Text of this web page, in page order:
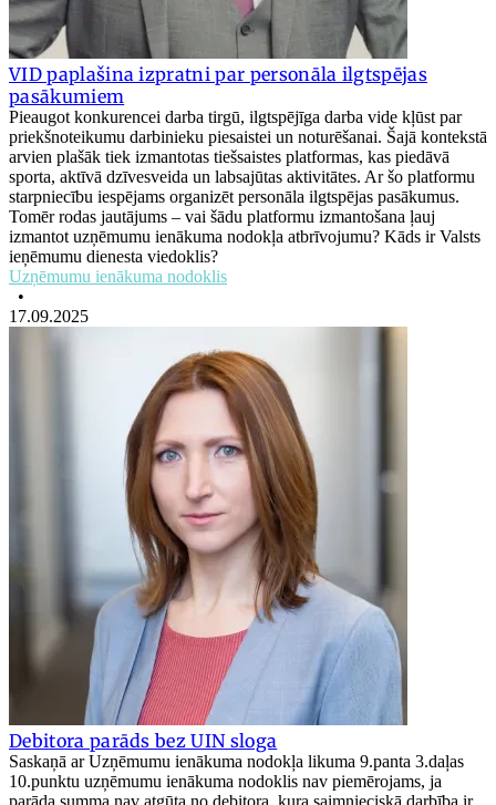
VID paplašina izpratni par personāla ilgtspējas
pasākumiem
Pieaugot konkurencei darba tirgū, ilgtspējīga darba vide kļūst par
priekšnoteikumu darbinieku piesaistei un noturēšanai. Šajā kontekstā
arvien plašāk tiek izmantotas tiešsaistes platformas, kas piedāvā
sporta, aktīvā dzīvesveida un labsajūtas aktivitātes. Ar šo platformu
starpniecību iespējams organizēt personāla ilgtspējas pasākumus.
Tomēr rodas jautājums – vai šādu platformu izmantošana ļauj
izmantot uzņēmumu ienākuma nodokļa atbrīvojumu? Kāds ir Valsts
ieņēmumu dienesta viedoklis?
Uzņēmumu ienākuma nodoklis
•
17.09.2025
Debitora parāds bez UIN sloga
Saskaņā ar Uzņēmumu ienākuma nodokļa likuma 9.panta 3.daļas
10.punktu uzņēmumu ienākuma nodoklis nav piemērojams, ja